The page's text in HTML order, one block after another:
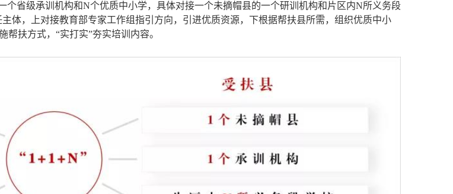
个省级承训机构和N个优质中小学，具体对接一个未摘帽县的一个研训机构和片区内N所义务段
体，上对接教育部专家工作组指引方向，引进优质资源，下根据帮扶县所需，组织优质中小
帮扶方式，“实打实”夯实培训内容。